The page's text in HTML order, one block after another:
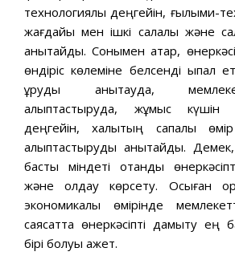
технологиялық деңгейін, ғылыми-
жағдайы мен ішкі салалық жəне
анықтайды. Сонымен қатар,
өндіріс көлеміне белсенді ықпал
құруды анықтауда,
қалыптастыруда, жұмыс күшін
деңгейін, халықтың сапалы
қалыптастыруды анықтайды.
басты міндеті отандық
жəне қолдау көрсету. Осыған
экономикалық өмірінде
саясатта өнеркəсіпті дамыту ең
бірі болуы қажет.